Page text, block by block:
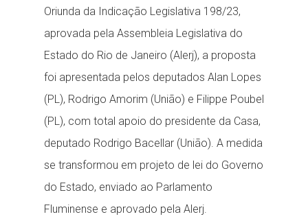
Oriunda da Indicação Legislativa 198/23,
aprovada pela Assembleia Legislativa do
Estado do Rio de Janeiro (Alerj), a proposta
foi apresentada pelos deputados Alan Lopes
(PL), Rodrigo Amorim (União) e Filippe Poubel
(PL), com total apoio do presidente da Casa,
deputado Rodrigo Bacellar (União). A medida
se transformou em projeto de lei do Governo
do Estado, enviado ao Parlamento
Fluminense e aprovado pela Alerj.